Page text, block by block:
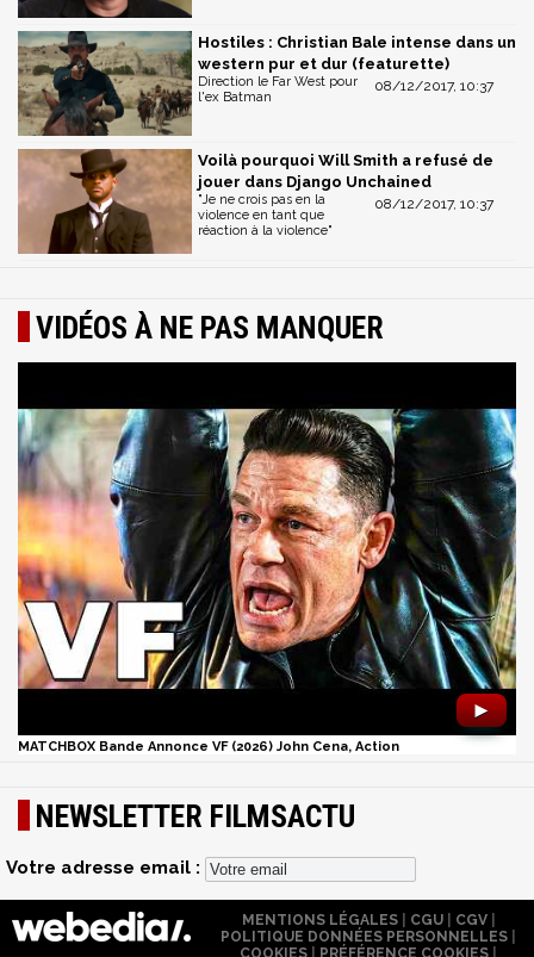
Hostiles : Christian Bale intense dans un
western pur et dur (featurette)
08/12/2017, 10:37
Direction le Far West pour
l'ex Batman
Voilà pourquoi Will Smith a refusé de
jouer dans Django Unchained
08/12/2017, 10:37
"Je ne crois pas en la
violence en tant que
réaction à la violence"
VIDÉOS À NE PAS MANQUER
►
MATCHBOX Bande Annonce VF (2026) John Cena, Action
NEWSLETTER FILMSACTU
Votre adresse email :
MENTIONS LÉGALES| CGU| CGV|
POLITIQUE DONNÉES PERSONNELLES
COOKIES
PRÉFÉRENCE COOKIES